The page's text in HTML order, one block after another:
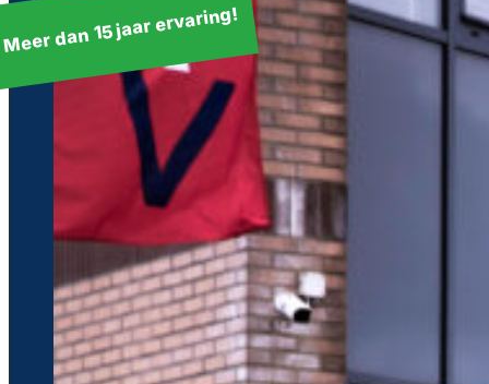
Meer dan 15 jaar ervaring!